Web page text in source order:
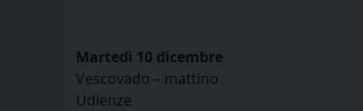
Martedì 10 dicembre
Vescovado – mattino
Udienze